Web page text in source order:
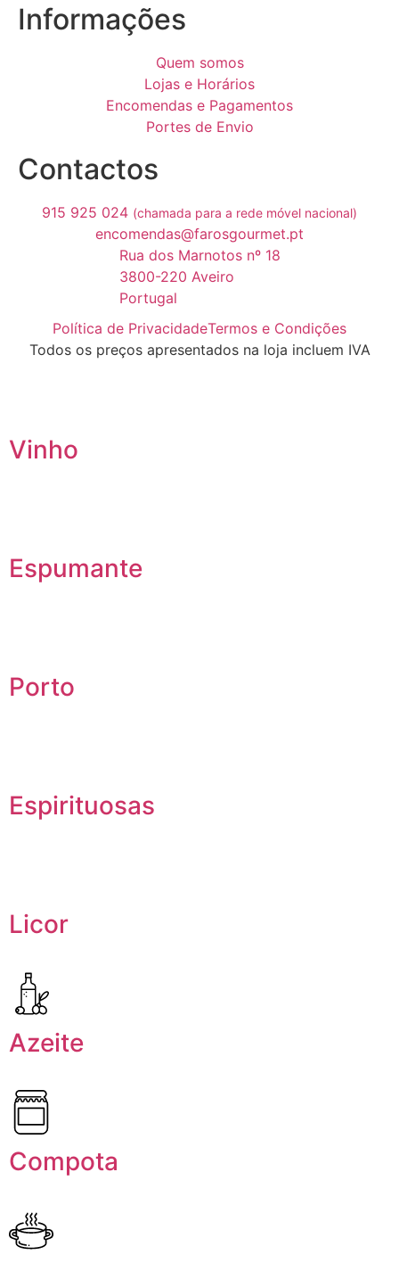
Informações
Quem somos
Lojas e Horários
Encomendas e Pagamentos
Portes de Envio
Contactos
915 925 024 (chamada para a rede móvel nacional)
encomendas@farosgourmet.pt
Rua dos Marnotos nº 18
3800-220 Aveiro
Portugal
Política de PrivacidadeTermos e Condições
Todos os preços apresentados na loja incluem IVA
Vinho
Espumante
Porto
Espirituosas
Licor
Azeite
Compota